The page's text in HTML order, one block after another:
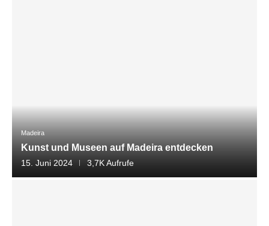
Madeira
Kunst und Museen auf Madeira entdecken
15. Juni 2024 3,7K Aufrufe